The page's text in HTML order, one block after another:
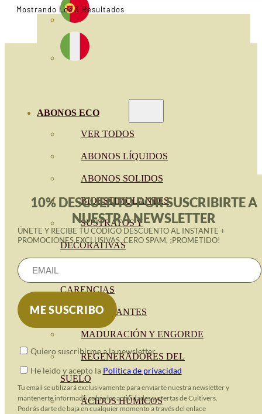
ABONOS ECO
VER TODOS
ABONOS LÍQUIDOS
ABONOS SOLIDOS
BIOESTIMULANTES
SUSTRATOS Y
DECORATIVAS
CARENCIAS
ENRAIZANTES
MADURACIÓN Y ENGORDE
REGENERADORES DEL
SUELO
ÁCIDOS HÚMICOS
Mostrando Los 3 Resultados
10% DESCUENTO POR SUSCRIBIRTE A
NUESTRA NEWSLETTER
ÚNETE Y RECIBE TU CÓDIGO DESCUENTO AL INSTANTE +
PROMOCIONES EXCLUSIVAS. CERO SPAM, ¡PROMETIDO!
Quiero suscribirme a la newsletter
He leido y acepto la Política de privacidad
Tu email se utilizará exclusivamente para enviarte nuestra newsletter y
mantenerte informado sobre las actividades y ofertas de Cultivers.
Podrás darte de baja en cualquier momento a través del enlace